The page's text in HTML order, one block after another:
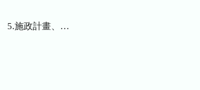
5.施政計畫、業務統計及研究報告